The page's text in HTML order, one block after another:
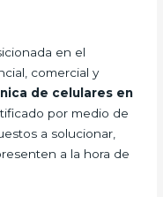
en el
comercial y
de celulares en
por medio de
a solucionar,
a la hora de